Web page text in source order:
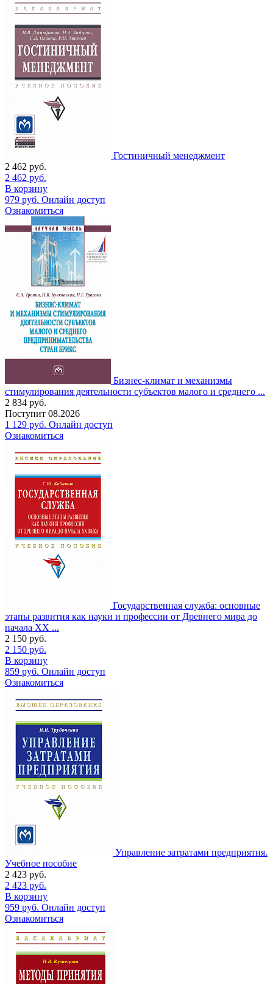
Гостиничный менеджмент
2 462 руб.
2 462 руб.
В корзину
979 руб. Онлайн доступ
Ознакомиться
Бизнес-климат и механизмы
стимулирования деятельности субъектов малого и среднего ...
2 834 руб.
Поступит 08.2026
1 129 руб. Онлайн доступ
Ознакомиться
Государственная служба: основные
этапы развития как науки и профессии от Древнего мира до
начала XX ...
2 150 руб.
2 150 руб.
В корзину
859 руб. Онлайн доступ
Ознакомиться
Управление затратами предприятия.
Учебное пособие
2 423 руб.
2 423 руб.
В корзину
959 руб. Онлайн доступ
Ознакомиться